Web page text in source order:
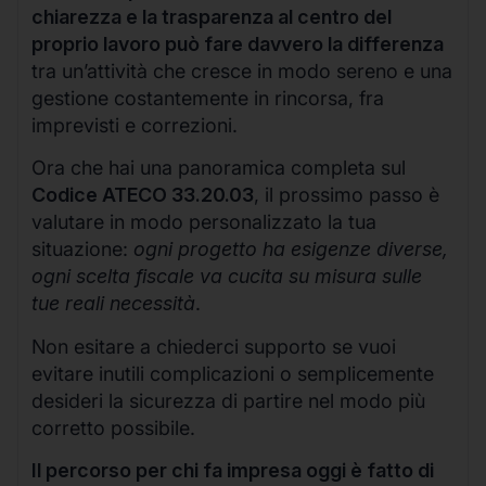
chiarezza e la trasparenza al centro del
proprio lavoro può fare davvero la differenza
tra un’attività che cresce in modo sereno e una
gestione costantemente in rincorsa, fra
imprevisti e correzioni.
Ora che hai una panoramica completa sul
Codice ATECO 33.20.03, il prossimo passo è
valutare in modo personalizzato la tua
situazione: ogni progetto ha esigenze diverse,
ogni scelta fiscale va cucita su misura sulle
tue reali necessità.
Non esitare a chiederci supporto se vuoi
evitare inutili complicazioni o semplicemente
desideri la sicurezza di partire nel modo più
corretto possibile.
Il percorso per chi fa impresa oggi è fatto di